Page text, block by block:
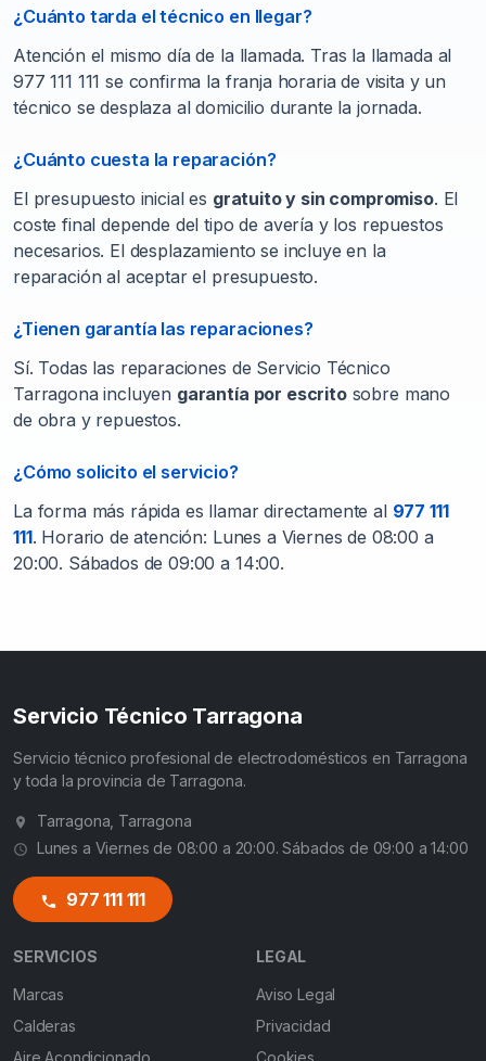
¿Cuánto tarda el técnico en llegar?
Atención el mismo día de la llamada. Tras la llamada al
977 111 111 se confirma la franja horaria de visita y un
técnico se desplaza al domicilio durante la jornada.
¿Cuánto cuesta la reparación?
El presupuesto inicial es gratuito y sin compromiso. El
coste final depende del tipo de avería y los repuestos
necesarios. El desplazamiento se incluye en la
reparación al aceptar el presupuesto.
¿Tienen garantía las reparaciones?
Sí. Todas las reparaciones de Servicio Técnico
Tarragona incluyen garantía por escritosobre mano
de obra y repuestos.
¿Cómo solicito el servicio?
La forma más rápida es llamar directamente al 977 111
111. Horario de atención: Lunes a Viernes de 08:00 a
20:00. Sábados de 09:00 a 14:00.
Servicio Técnico Tarragona
Servicio técnico profesional de electrodomésticos en Tarragona
y toda la provincia de Tarragona.
Tarragona, Tarragona
Lunes a Viernes de 08:00 a 20:00. Sábados de 09:00 a 14:00
977 111 111
SERVICIOS
Marcas
Calderas
LEGAL
Aviso Legal
Privacidad